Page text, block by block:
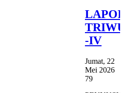
-IV
Jumat, 22
Mei 2026
79